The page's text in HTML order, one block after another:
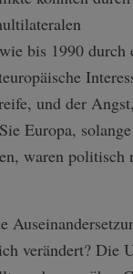
bis 1990 durch
und der
Europa, solange
waren politisch
verändert? Die